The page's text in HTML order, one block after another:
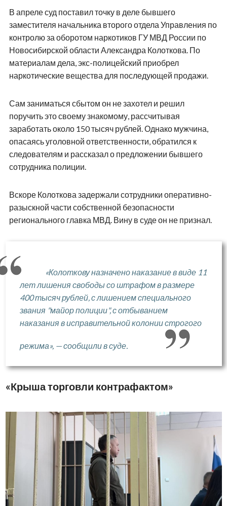
В апреле суд поставил точку в деле бывшего
заместителя начальника второго отдела Управления по
контролю за оборотом наркотиков ГУ МВД России по
Новосибирской области Александра Колоткова. По
материалам дела, экс-полицейский приобрел
наркотические вещества для последующей продажи.
Сам заниматься сбытом он не захотел и решил
поручить это своему знакомому, рассчитывая
заработать около 150 тысяч рублей. Однако мужчина,
опасаясь уголовной ответственности, обратился к
следователям и рассказал о предложении бывшего
сотрудника полиции.
Вскоре Колоткова задержали сотрудники оперативно-
разыскной части собственной безопасности
регионального главка МВД. Вину в суде он не признал.
«Колоткову назначено наказание в виде 11
лет лишения свободы со штрафом в размере
400 тысяч рублей, с лишением специального
звания "майор полиции", с отбыванием
наказания в исправительной колонии строгого
режима», — сообщили в суде.
«Крыша торговли контрафактом»